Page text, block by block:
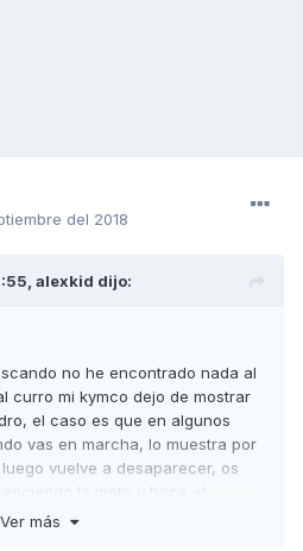
del 2018
alexkid dijo:
no he encontrado nada al
curro mi kymco dejo de mostrar
el caso es que en algunos
vas en marcha, lo muestra por
vuelve a desaparecer, os
la moto y hace el
para que veais lo que pasa y
Ver más